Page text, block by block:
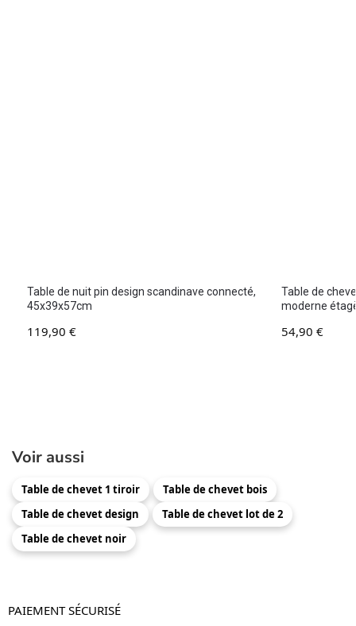
Table de nuit pin design scandinave connecté,
45x39x57cm
119,90 €
Table de
moderne
54,90 €
Voir aussi
Table de chevet 1 tiroir
Table de chevet bois
Table de chevet design
Table de chevet lot de 2
Table de chevet noir
PAIEMENT SÉCURISÉ